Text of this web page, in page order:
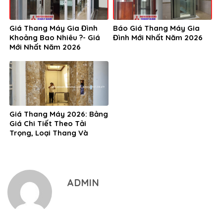
Giá Thang Máy Gia Đình
Khoảng Bao Nhiêu ?- Giá
Mới Nhất Năm 2026
Báo Giá Thang Máy Gia
Đình Mới Nhất Năm 2026
Giá Thang Máy 2026: Bảng
Giá Chi Tiết Theo Tải
Trọng, Loại Thang Và
ADMIN